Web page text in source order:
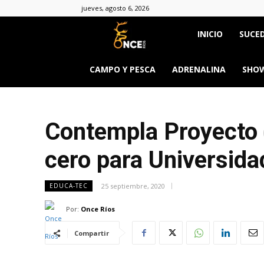
jueves, agosto 6, 2026
Once
Ríos
INICIO
CAMPO Y PESCA ADRENALINA
Contempla
cero para
EDUCA-TEC 25 septiembre, 2020
Por: Once Ríos
Compartir